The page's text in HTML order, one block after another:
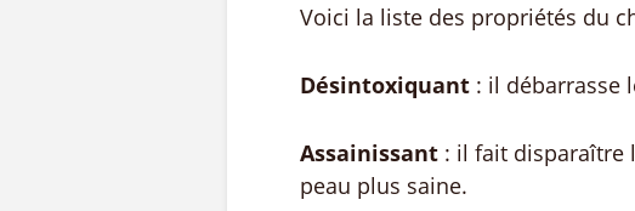
Voici la liste des propriétés du
Désintoxiquant : il débarrasse
Assainissant : il fait disparaître
peau plus saine.